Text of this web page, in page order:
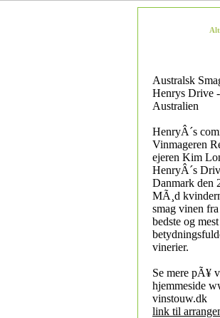
Australsk
Henrys Drive
Australien
HenryÂ´s
Vinmageren
ejeren Kim
HenryÂ´s
Danmark den
MÃ¸d
smag vinen
bedste og mest
vinerier.
Se mere pÃ¥
hjemmeside
vinstouw.dk
link til